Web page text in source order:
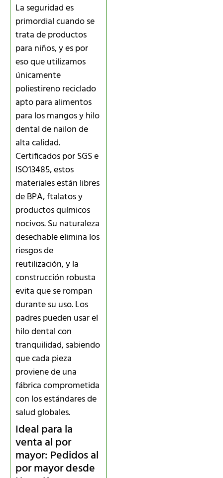
La seguridad es
primordial cuando se
trata de productos
para niños, y es por
eso que utilizamos
únicamente
poliestireno reciclado
apto para alimentos
para los mangos y hilo
dental de nailon de
alta calidad.
Certificados por SGS e
ISO13485, estos
materiales están libres
de BPA, ftalatos y
productos químicos
nocivos. Su naturaleza
desechable elimina los
riesgos de
reutilización, y la
construcción robusta
evita que se rompan
durante su uso. Los
padres pueden usar el
hilo dental con
tranquilidad, sabiendo
que cada pieza
proviene de una
fábrica comprometida
con los estándares de
salud globales.
Ideal para la
venta al por
mayor: Pedidos al
por mayor desde